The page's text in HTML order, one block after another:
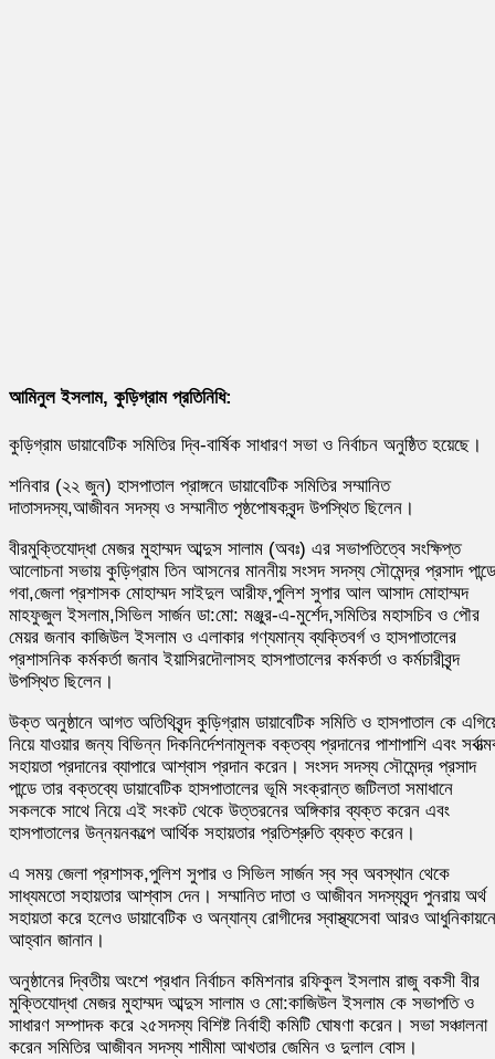
আমিনুল ইসলাম, কুড়িগ্রাম প্রতিনিধি:
কুড়িগ্রাম ডায়াবেটিক সমিতির দ্বি-বার্ষিক সাধারণ সভা ও নির্বাচন অনুষ্ঠিত হয়েছে।
শনিবার (২২ জুন) হাসপাতাল প্রাঙ্গনে ডায়াবেটিক সমিতির সম্মানিত
দাতাসদস্য,আজীবন সদস্য ও সম্মানীত পৃষ্ঠপোষকবৃন্দ উপস্থিত ছিলেন।
বীরমুক্তিযোদ্ধা মেজর মুহাম্মদ আব্দুস সালাম (অবঃ) এর সভাপতিত্বে সংক্ষিপ্ত
আলোচনা সভায় কুড়িগ্রাম তিন আসনের মাননীয় সংসদ সদস্য সৌমেন্দ্র প্রসাদ পান্ডে
গবা,জেলা প্রশাসক মোহাম্মদ সাইদুল আরীফ,পুলিশ সুপার আল আসাদ মোহাম্মদ
মাহফুজুল ইসলাম,সিভিল সার্জন ডা:মো: মঞ্জুর-এ-মুর্শেদ,সমিতির মহাসচিব ও পৌর
মেয়র জনাব কাজিউল ইসলাম ও এলাকার গণ্যমান্য ব্যক্তিবর্গ ও হাসপাতালের
প্রশাসনিক কর্মকর্তা জনাব ইয়াসিরদৌলাসহ হাসপাতালের কর্মকর্তা ও কর্মচারীবৃন্দ
উপস্থিত ছিলেন।
উক্ত অনুষ্ঠানে আগত অতিথিবৃন্দ কুড়িগ্রাম ডায়াবেটিক সমিতি ও হাসপাতাল কে
নিয়ে যাওয়ার জন্য বিভিন্ন দিকনির্দেশনামূলক বক্তব্য প্রদানের পাশাপাশি এবং
সহায়তা প্রদানের ব্যাপারে আশ্বাস প্রদান করেন। সংসদ সদস্য সৌমেন্দ্র প্রসাদ
পান্ডে তার বক্তব্যে ডায়াবেটিক হাসপাতালের ভূমি সংক্রান্ত জটিলতা সমাধানে
সকলকে সাথে নিয়ে এই সংকট থেকে উত্তরনের অঙ্গিকার ব্যক্ত করেন এবং
হাসপাতালের উন্নয়নকল্পে আর্থিক সহায়তার প্রতিশ্রুতি ব্যক্ত করেন।
এ সময় জেলা প্রশাসক,পুলিশ সুপার ও সিভিল সার্জন স্ব স্ব অবস্থান থেকে
সাধ্যমতো সহায়তার আশ্বাস দেন। সম্মানিত দাতা ও আজীবন সদস্যবৃন্দ পুনরায় অর্থ
সহায়তা করে হলেও ডায়াবেটিক ও অন্যান্য রোগীদের স্বাস্থ্যসেবা আরও
আহ্বান জানান।
অনুষ্ঠানের দ্বিতীয় অংশে প্রধান নির্বাচন কমিশনার রফিকুল ইসলাম রাজু বকসী বীর
মুক্তিযোদ্ধা মেজর মুহাম্মদ আব্দুস সালাম ও মো:কাজিউল ইসলাম কে সভাপতি ও
সাধারণ সম্পাদক করে ২৫সদস্য বিশিষ্ট নির্বাহী কমিটি ঘোষণা করেন। সভা সঞ্চালনা
করেন সমিতির আজীবন সদস্য শামীমা আখতার জেমিন ও দুলাল বোস।